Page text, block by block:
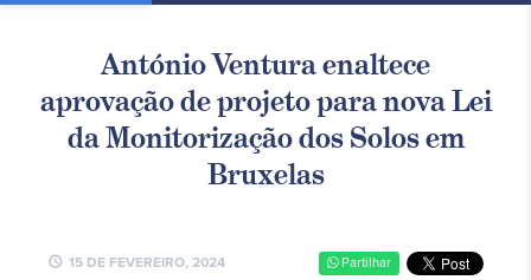
António Ventura enaltece
aprovação de projeto para nova Lei
da Monitorização dos Solos em
Bruxelas
schedule 15 DE FEVEREIRO, 2024 Partilhar